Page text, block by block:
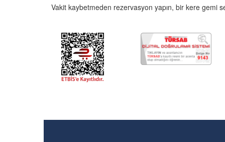
Vakit kaybetmeden rezervasyon yapın, bir kere gemi